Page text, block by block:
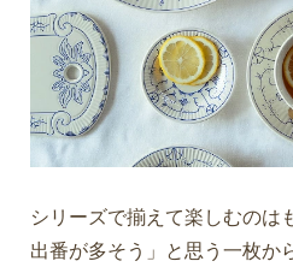
シリーズで揃えて楽しむのは
出番が多そう」と思う一枚か